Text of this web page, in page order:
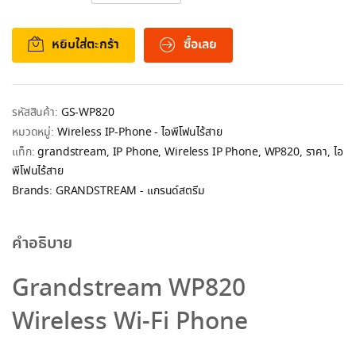
หยิบใส่ตะกร้า ซื้อเลย
รหัสสินค้า: GS-WP820
หมวดหมู่: Wireless IP-Phone - ไอพีโฟนไร้สาย
แท็ก:grandstream, IP Phone,Wireless IP Phone, WP820, ราคา, ไอ
พีโฟนไร้สาย
Brands: GRANDSTREAM - แกรนด์สตรีม
คำอธิบาย
Grandstream WP820
Wireless Wi-Fi Phone